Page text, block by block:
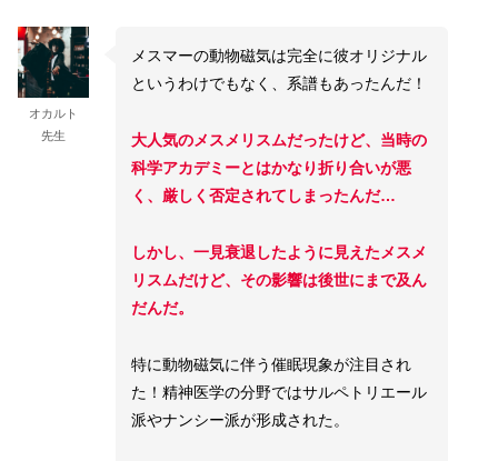
オカルト
先生
メスマーの動物磁気は完全に彼オリジナル
というわけでもなく、系譜もあったんだ！
大人気のメスメリスムだったけど、当時の
科学アカデミーとはかなり折り合いが悪
く、厳しく否定されてしまったんだ…
しかし、一見衰退したように見えたメスメ
リスムだけど、その影響は後世にまで及ん
だんだ。
特に動物磁気に伴う催眠現象が注目され
た！精神医学の分野ではサルペトリエール
派やナンシー派が形成された。